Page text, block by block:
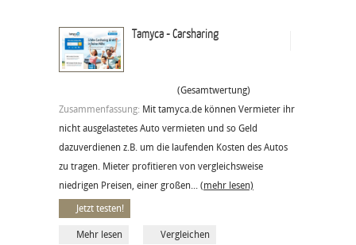
Tamyca - Carsharing
(Gesamtwertung)
Zusammenfassung: Mit tamyca.de können Vermieter ihr
nicht ausgelastetes Auto vermieten und so Geld
dazuverdienen z.B. um die laufenden Kosten des Autos
zu tragen. Mieter profitieren von vergleichsweise
niedrigen Preisen, einer großen... (mehr lesen)
Jetzt testen!
Mehr lesen Vergleichen